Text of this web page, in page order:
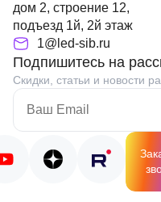
дом 2, строение 12,
подъезд 1й, 2й этаж
1@led-sib.ru
Подпишитесь на
Скидки, статьи и новости